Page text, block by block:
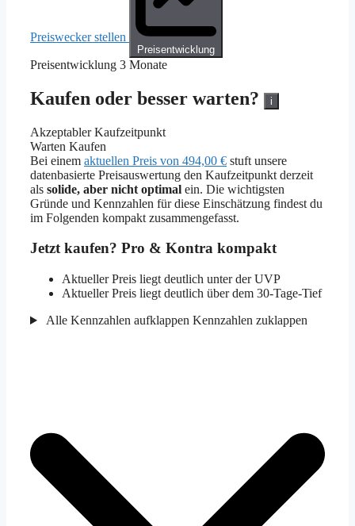
Preiswecker stellen
Preisentwicklung
Preisentwicklung 3 Monate
Kaufen oder besser warten? i
Akzeptabler Kaufzeitpunkt
Warten Kaufen
Bei einem aktuellen Preis von 494,00 € stuft unsere
datenbasierte Preisauswertung den Kaufzeitpunkt derzeit
als solide, aber nicht optimal ein. Die wichtigsten
Gründe und Kennzahlen für diese Einschätzung findest du
im Folgenden kompakt zusammengefasst.
Jetzt kaufen? Pro & Kontra kompakt
Aktueller Preis liegt deutlich unter der UVP
Aktueller Preis liegt deutlich über dem 30-Tage-Tief
Alle Kennzahlen aufklappen Kennzahlen zuklappen